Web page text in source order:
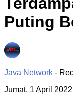
Puting
Java Network -
Jumat, 1 April 2022